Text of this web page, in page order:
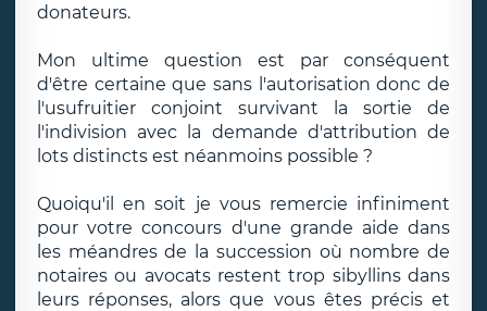
donateurs.
Mon ultime question est par conséquent
d'être certaine que sans l'autorisation donc de
l'usufruitier conjoint survivant la sortie de
l'indivision avec la demande d'attribution de
lots distincts est néanmoins possible ?
Quoiqu'il en soit je vous remercie infiniment
pour votre concours d'une grande aide dans
les méandres de la succession où nombre de
notaires ou avocats restent trop sibyllins dans
leurs réponses, alors que vous êtes précis et